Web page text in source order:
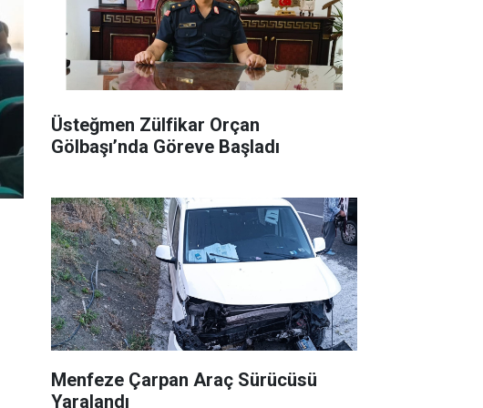
Üsteğmen Zülfikar Orçan
Gölbaşı’nda Göreve Başladı
Menfeze Çarpan Araç Sürücüsü
Yaralandı